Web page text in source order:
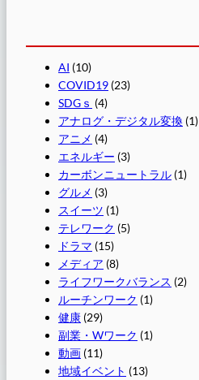
AI (10)
COVID19 (23)
SDGｓ (4)
アナログ・デジタル変換 (1)
アニメ (4)
エネルギー (3)
カーボンニュートラル (1)
グルメ (3)
スイーツ (1)
テレワーク (5)
ドラマ (15)
メディア (8)
ライフワークバランス (2)
ルーチンワーク (1)
健康 (29)
副業・Wワーク (1)
動画 (11)
地域イベント (13)